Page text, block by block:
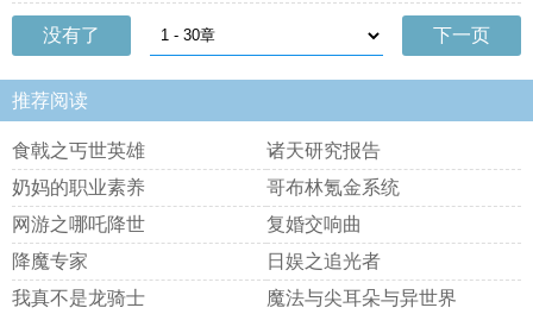
没有了 下一页
推荐阅读
食戟之丐世英雄
诸天研究报告
奶妈的职业素养
哥布林氪金系统
网游之哪吒降世
复婚交响曲
降魔专家
日娱之追光者
我真不是龙骑士
魔法与尖耳朵与异世界